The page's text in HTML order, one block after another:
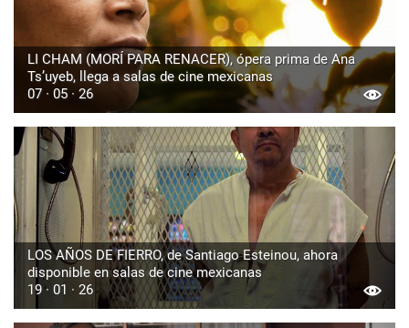
LI CHAM (MORÍ PARA RENACER), ópera prima de Ana
Ts’uyeb, llega a salas de cine mexicanas
07 · 05 · 26
LOS AÑOS DE FIERRO, de Santiago Esteinou, ahora
disponible en salas de cine mexicanas
19 · 01 · 26